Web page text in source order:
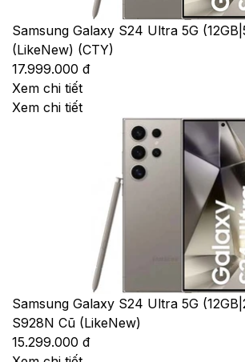
Samsung Galaxy S24 Ultra 5G
(LikeNew) (CTY)
17.999.000 đ
Xem chi tiết
Xem chi tiết
Samsung Galaxy S24 Ultra 5G
S928N Cũ (LikeNew)
15.299.000 đ